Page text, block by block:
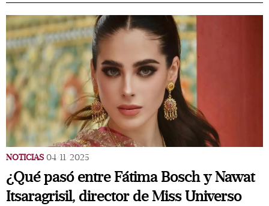
NOTICIAS 04/11/2025
¿Qué pasó entre Fátima Bosch y Nawat
Itsaragrisil, director de Miss Universo